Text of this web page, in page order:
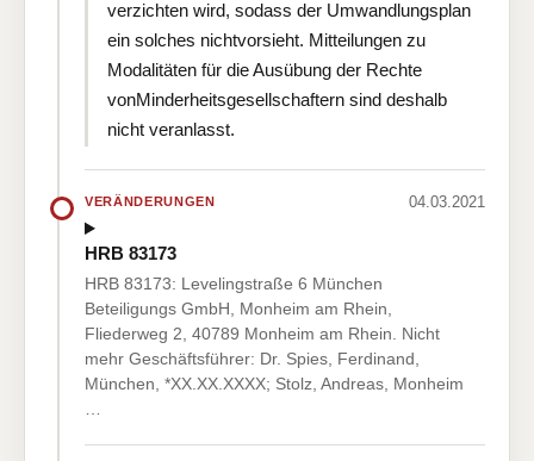
verzichten wird, sodass der Umwandlungsplan
ein solches nichtvorsieht. Mitteilungen zu
Modalitäten für die Ausübung der Rechte
vonMinderheitsgesellschaftern sind deshalb
nicht veranlasst.
VERÄNDERUNGEN 04.03.2021
HRB 83173
HRB 83173: Levelingstraße 6 München
Beteiligungs GmbH, Monheim am Rhein,
Fliederweg 2, 40789 Monheim am Rhein. Nicht
mehr Geschäftsführer: Dr. Spies, Ferdinand,
München, *XX.XX.XXXX; Stolz, Andreas, Monheim